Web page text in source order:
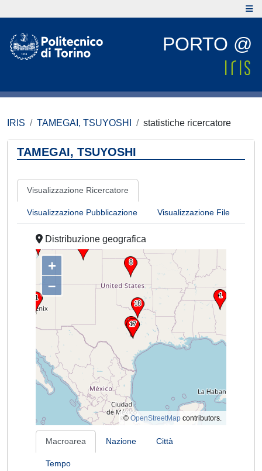
PORTO @
IRIS TAMEGAI, TSUYOSHI statistiche ricercatore
TAMEGAI, TSUYOSHI
Visualizzazione Ricercatore
Visualizzazione Pubblicazione Visualizzazione File
Distribuzione geografica
+
–
© OpenStreetMap contributors.
Macroarea Nazione Città
Tempo